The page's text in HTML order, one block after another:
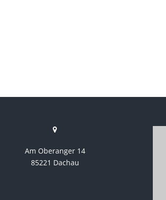
Am Oberanger 14
85221 Dachau